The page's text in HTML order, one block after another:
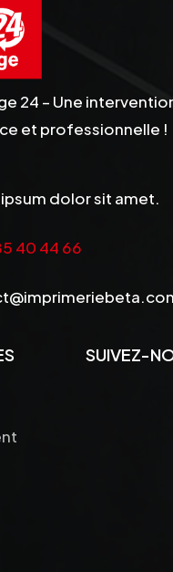
24 – Une
et professionnelle !
dolor sit amet.
40 44 66
SUIVEZ-